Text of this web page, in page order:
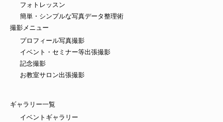
フォトレッスン
簡単・シンプルな写真データ整理術
撮影メニュー
プロフィール写真撮影
イベント・セミナー等出張撮影
記念撮影
お教室サロン出張撮影
ギャラリー一覧
イベントギャラリー